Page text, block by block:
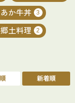
あか牛丼 3
郷土料理 2